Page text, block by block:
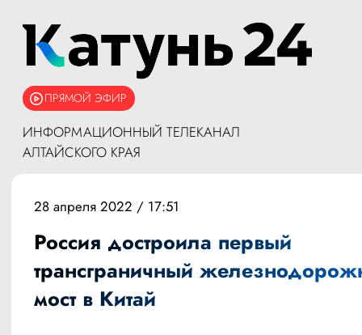
ПРЯМОЙ ЭФИР
ИНФОРМАЦИОННЫЙ ТЕЛЕКАНАЛ
АЛТАЙСКОГО КРАЯ
28 апреля 2022 / 17:51
Россия достроила первый
трансграничный
мост в Китай